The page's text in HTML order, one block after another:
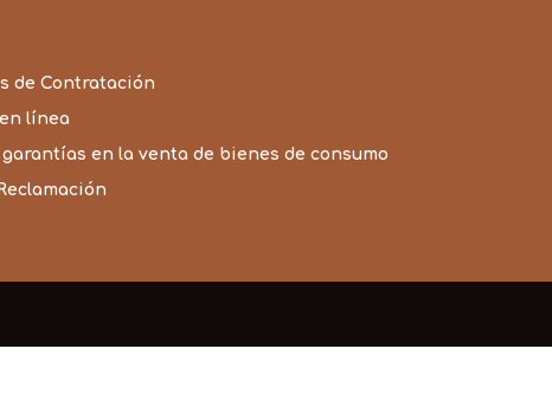
de Contratación
línea
en la venta de bienes de consumo